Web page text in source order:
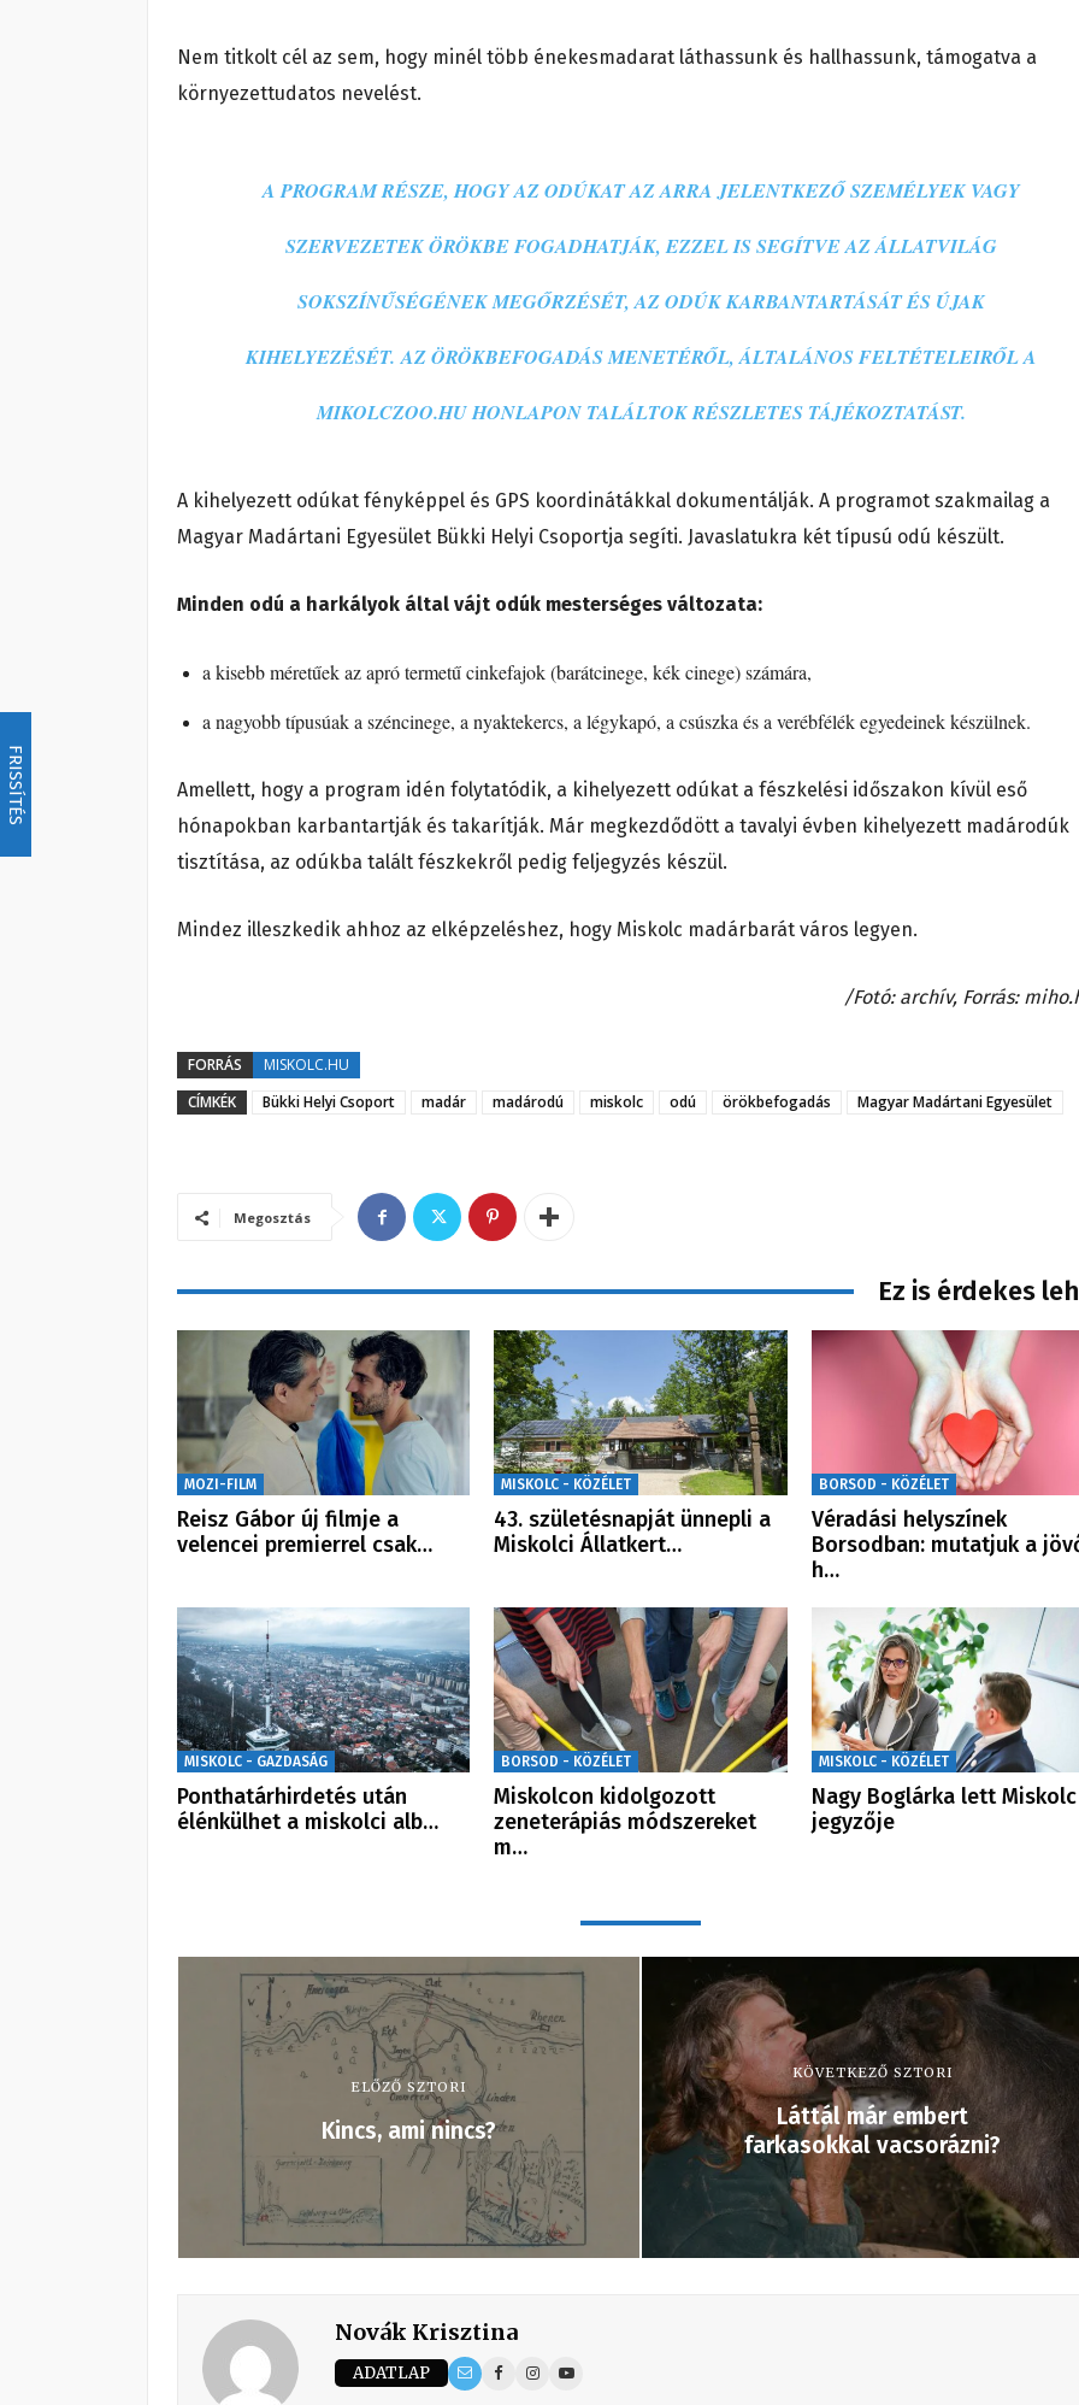
FRISSÍTÉS
Nem titkolt cél az sem, hogy minél több énekesmadarat láthassunk és hallhassunk, támogatva a
környezettudatos nevelést.
A PROGRAM RÉSZE, HOGY AZ ODÚKAT AZ ARRA JELENTKEZŐ SZEMÉLYEK VAGY
SZERVEZETEK ÖRÖKBE FOGADHATJÁK, EZZEL IS SEGÍTVE AZ ÁLLATVILÁG
SOKSZÍNŰSÉGÉNEK MEGŐRZÉSÉT, AZ ODÚK KARBANTARTÁSÁT ÉS ÚJAK
KIHELYEZÉSÉT. AZ ÖRÖKBEFOGADÁS MENETÉRŐL, ÁLTALÁNOS FELTÉTELEIRŐL A
MIKOLCZOO.HU HONLAPON TALÁLTOK RÉSZLETES TÁJÉKOZTATÁST.
A kihelyezett odúkat fényképpel és GPS koordinátákkal dokumentálják. A programot szakmailag a
Magyar Madártani Egyesület Bükki Helyi Csoportja segíti. Javaslatukra két típusú odú készült.
Minden odú a harkályok által vájt odúk mesterséges változata:
a kisebb méretűek az apró termetű cinkefajok (barátcinege, kék cinege) számára,
a nagyobb típusúak a széncinege, a nyaktekercs, a légykapó, a csúszka és a verébfélék egyedeinek készülnek.
Amellett, hogy a program idén folytatódik, a kihelyezett odúkat a fészkelési időszakon kívül eső
hónapokban karbantartják és takarítják. Már megkezdődött a tavalyi évben kihelyezett madárodúk
tisztítása, az odúkba talált fészkekről pedig feljegyzés készül.
Mindez illeszkedik ahhoz az elképzeléshez, hogy Miskolc madárbarát város legyen.
/Fotó: archív, Forrás:
FORRÁS
MISKOLC.HU
CÍMKÉK
Bükki Helyi Csoport madár madárodú miskolc odú örökbefogadás Magyar Madártani Egyesület
Megosztás
Ez is érdekes
MOZI-FILM
Reisz Gábor új filmje a
velencei premierrel csak…
MISKOLC - KÖZÉLET
43. születésnapját ünnepli a
Miskolci Állatkert…
BORSOD - KÖZÉLET
Véradási helyszínek
Borsodban: mutatjuk a
h…
MISKOLC - GAZDASÁG
Ponthatárhirdetés után
élénkülhet a miskolci alb…
BORSOD - KÖZÉLET
Miskolcon kidolgozott
zeneterápiás módszereket
m…
MISKOLC - KÖZÉLET
Nagy Boglárka lett
jegyzője
ELŐZŐ SZTORI
Kincs, ami nincs?
KÖVETKEZŐ SZTORI
Láttál már embert
farkasokkal vacsorázni?
Novák Krisztina
ADATLAP